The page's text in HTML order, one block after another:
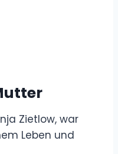
Zietlow, war
Leben und